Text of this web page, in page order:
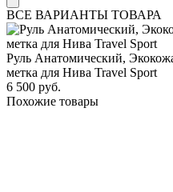
ВСЕ ВАРИАНТЫ ТОВАРА
Руль Анатомический,
метка для Нива Travel Sport
6 500 руб.
Похожие товары